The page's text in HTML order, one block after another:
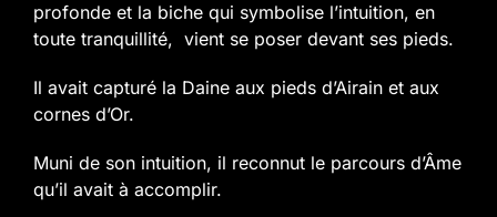
profonde et la biche qui symbolise l’intuition, en
toute tranquillité, vient se poser devant ses pieds.
Il avait capturé la Daine aux pieds d’Airain et aux
cornes d’Or.
Muni de son intuition, il reconnut le parcours d’Âme
qu’il avait à accomplir.